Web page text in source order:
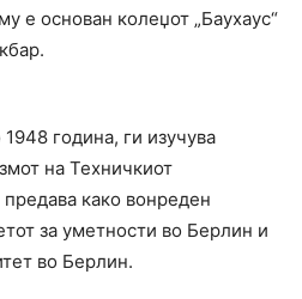
е основан колеџот „Баухаус“
година, ги изучува
на Техничкиот
како вонреден
за уметности во Берлин и
во Берлин.